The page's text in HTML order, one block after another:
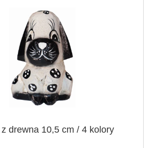
drewna 10,5 cm / 4 kolory